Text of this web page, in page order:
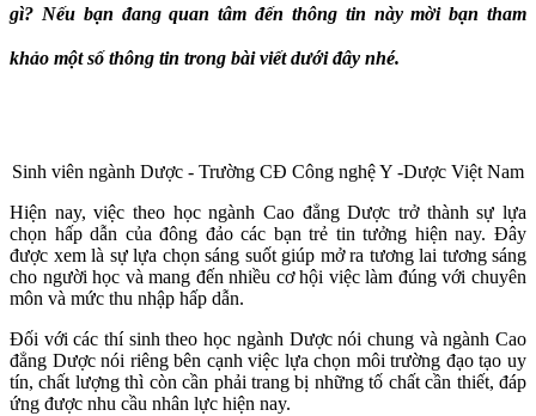
gì? Nếu bạn đang quan tâm đến thông tin này mời bạn tham
khảo một số thông tin trong bài viết dưới đây nhé.
Sinh viên ngành Dược - Trường CĐ Công nghệ Y -Dược Việt Nam
Hiện nay, việc theo học ngành Cao đẳng Dược trở thành sự lựa
chọn hấp dẫn của đông đảo các bạn trẻ tin tưởng hiện nay. Đây
được xem là sự lựa chọn sáng suốt giúp mở ra tương lai tương sáng
cho người học và mang đến nhiều cơ hội việc làm đúng với chuyên
môn và mức thu nhập hấp dẫn.
Đối với các thí sinh theo học ngành Dược nói chung và ngành Cao
đẳng Dược nói riêng bên cạnh việc lựa chọn môi trường đạo tạo uy
tín, chất lượng thì còn cần phải trang bị những tố chất cần thiết, đáp
ứng được nhu cầu nhân lực hiện nay.